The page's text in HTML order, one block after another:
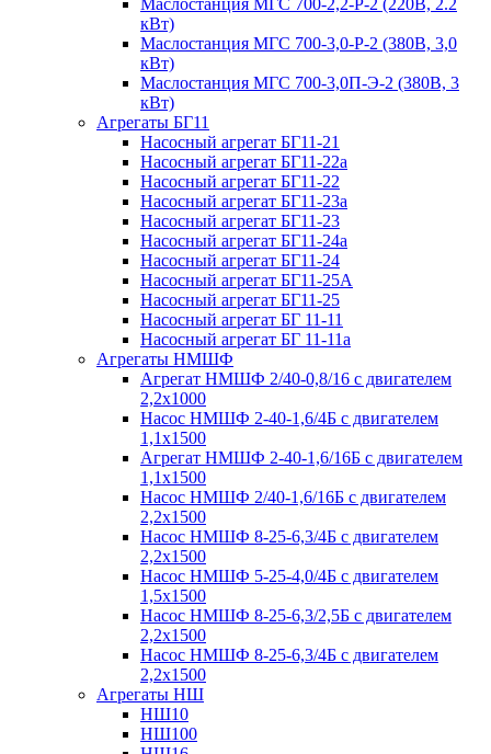
Маслостанция МГС 700-2,2-Р-2 (220В, 2.2
кВт)
Маслостанция МГС 700-3,0-Р-2 (380В, 3,0
кВт)
Маслостанция МГС 700-3,0П-Э-2 (380В, 3
кВт)
Агрегаты БГ11
Насосный агрегат БГ11-21
Насосный агрегат БГ11-22а
Насосный агрегат БГ11-22
Насосный агрегат БГ11-23а
Насосный агрегат БГ11-23
Насосный агрегат БГ11-24а
Насосный агрегат БГ11-24
Насосный агрегат БГ11-25А
Насосный агрегат БГ11-25
Насосный агрегат БГ 11-11
Насосный агрегат БГ 11-11а
Агрегаты НМШФ
Агрегат НМШФ 2/40-0,8/16 с двигателем
2,2х1000
Насос НМШФ 2-40-1,6/4Б с двигателем
1,1х1500
Агрегат НМШФ 2-40-1,6/16Б с двигателем
1,1х1500
Насос НМШФ 2/40-1,6/16Б с двигателем
2,2х1500
Насос НМШФ 8-25-6,3/4Б с двигателем
2,2х1500
Насос НМШФ 5-25-4,0/4Б с двигателем
1,5х1500
Насос НМШФ 8-25-6,3/2,5Б с двигателем
2,2х1500
Насос НМШФ 8-25-6,3/4Б с двигателем
2,2х1500
Агрегаты НШ
НШ10
НШ100